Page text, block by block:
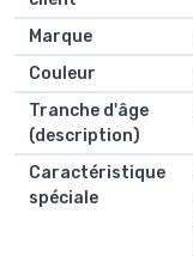
Marque
Couleur
Tranche d'âge
(description)
Caractéristique
spéciale